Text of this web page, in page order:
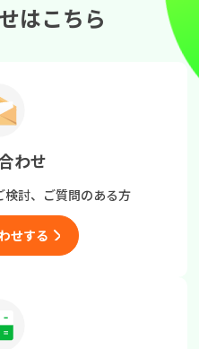
はこちら
わせ
討、 ご質問のある方
せする